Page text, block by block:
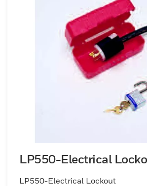
LP550-Electrical
LP550-Electrical Lockout